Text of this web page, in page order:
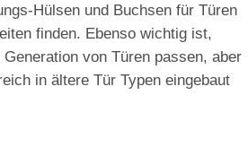
Hülsen und Buchsen für Türen
finden. Ebenso wichtig ist,
von Türen passen, aber
in ältere Tür Typen eingebaut